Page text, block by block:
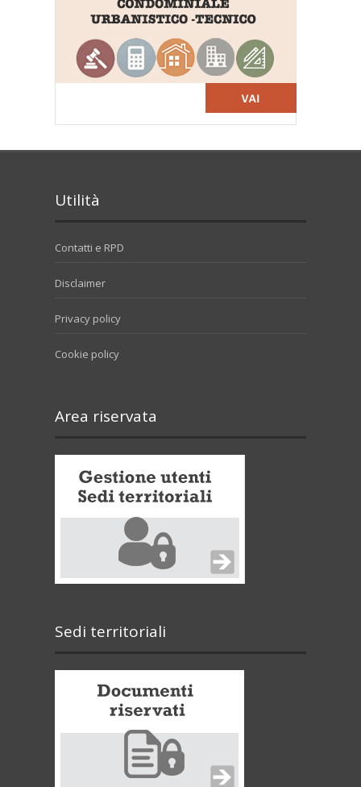
Utilità
Contatti e RPD
Disclaimer
Privacy policy
Cookie policy
Area riservata
Sedi territoriali